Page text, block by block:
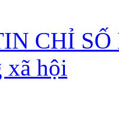
CHỈ SỐ
xã hội